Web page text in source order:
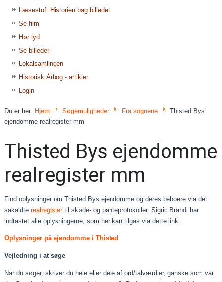
Læsestof: Historien bag billedet
Se film
Hør lyd
Se billeder
Lokalsamlingen
Historisk Årbog - artikler
Login
Du er her: Hjem Søgemuligheder Fra sognene
Thisted Bys
ejendomme realregister mm
Thisted Bys ejendomme
realregister mm
Find oplysninger om Thisted Bys ejendomme og deres beboere via det
såkaldterealregistertil skøde- og panteprotokoller. Sigrid Brandi har
indtastet alle oplysningerne, som her kan tilgås via dette link:
Oplysninger på ejendomme i Thisted
Vejledning i at søge
Når du søger, skriver du hele eller dele af ord/talværdier, ganske som var